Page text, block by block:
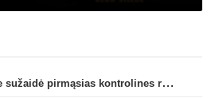
Vaikinų U15 rinktinė Taline sužaidė pirmąsias kontrolines rungtynes